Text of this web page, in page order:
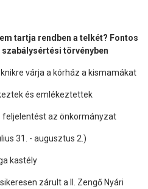
tartja rendben a telkét? Fontos
törvényben
várja a kórház a kismamákat
és emlékeztettek
feljelentést az önkormányzat
31. - augusztus 2.)
kastély
zárult a II. Zengő Nyári